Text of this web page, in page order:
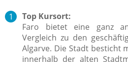
Top Kursort:
Faro bietet eine ganz
Vergleich zu den
Algarve. Die Stadt besticht
innerhalb der alten